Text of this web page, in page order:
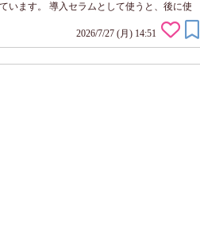
います。 導入セラムとして使うと、後に使
じみがよいです。 香りなく、誰にでも使い
ンと汗でごわつきが気になった時や、メイク
す。 娘はニキビ肌でキュペリアインテンシ
2026/7/27 (月) 14:51